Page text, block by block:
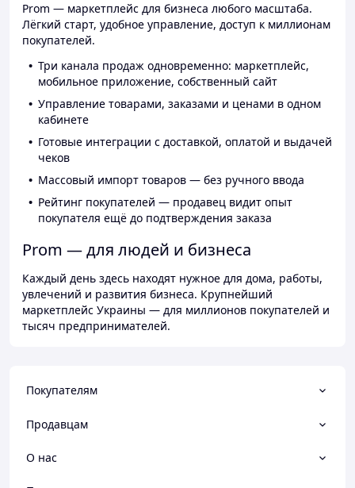
Prom — маркетплейс для бизнеса любого масштаба.
Лёгкий старт, удобное управление, доступ к миллионам
покупателей.
Три канала продаж одновременно: маркетплейс,
мобильное приложение, собственный сайт
Управление товарами, заказами и ценами в одном
кабинете
Готовые интеграции с доставкой, оплатой и выдачей
чеков
Массовый импорт товаров — без ручного ввода
Рейтинг покупателей — продавец видит опыт
покупателя ещё до подтверждения заказа
Prom — для людей и бизнеса
Каждый день здесь находят нужное для дома, работы,
увлечений и развития бизнеса. Крупнейший
маркетплейс Украины — для миллионов покупателей и
тысяч предпринимателей.
Покупателям
Продавцам
О нас